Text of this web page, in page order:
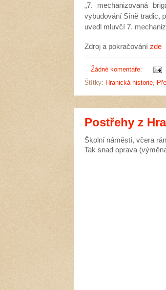
„7. mechanizovaná
vybudování Síně tradic,
uvedl mluvčí 7.
Zdroj a pokračování zde
Žádné komentáře:
Štítky: Hranická historie
Postřehy z
Školní náměstí, včera
Tak snad oprava